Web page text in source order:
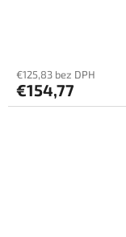
€125,83 bez DPH
€154,77